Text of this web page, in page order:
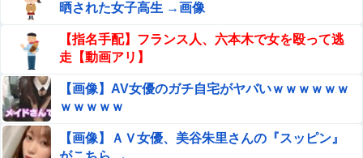
晒された女子高生 →画像
【指名手配】フランス人、六本木で女を殴って逃
走【動画アリ】
【画像】AV女優のガチ自宅がヤバいｗｗｗｗｗｗ
ｗｗｗｗｗ
【画像】ＡＶ女優、美谷朱里さんの『スッピン』